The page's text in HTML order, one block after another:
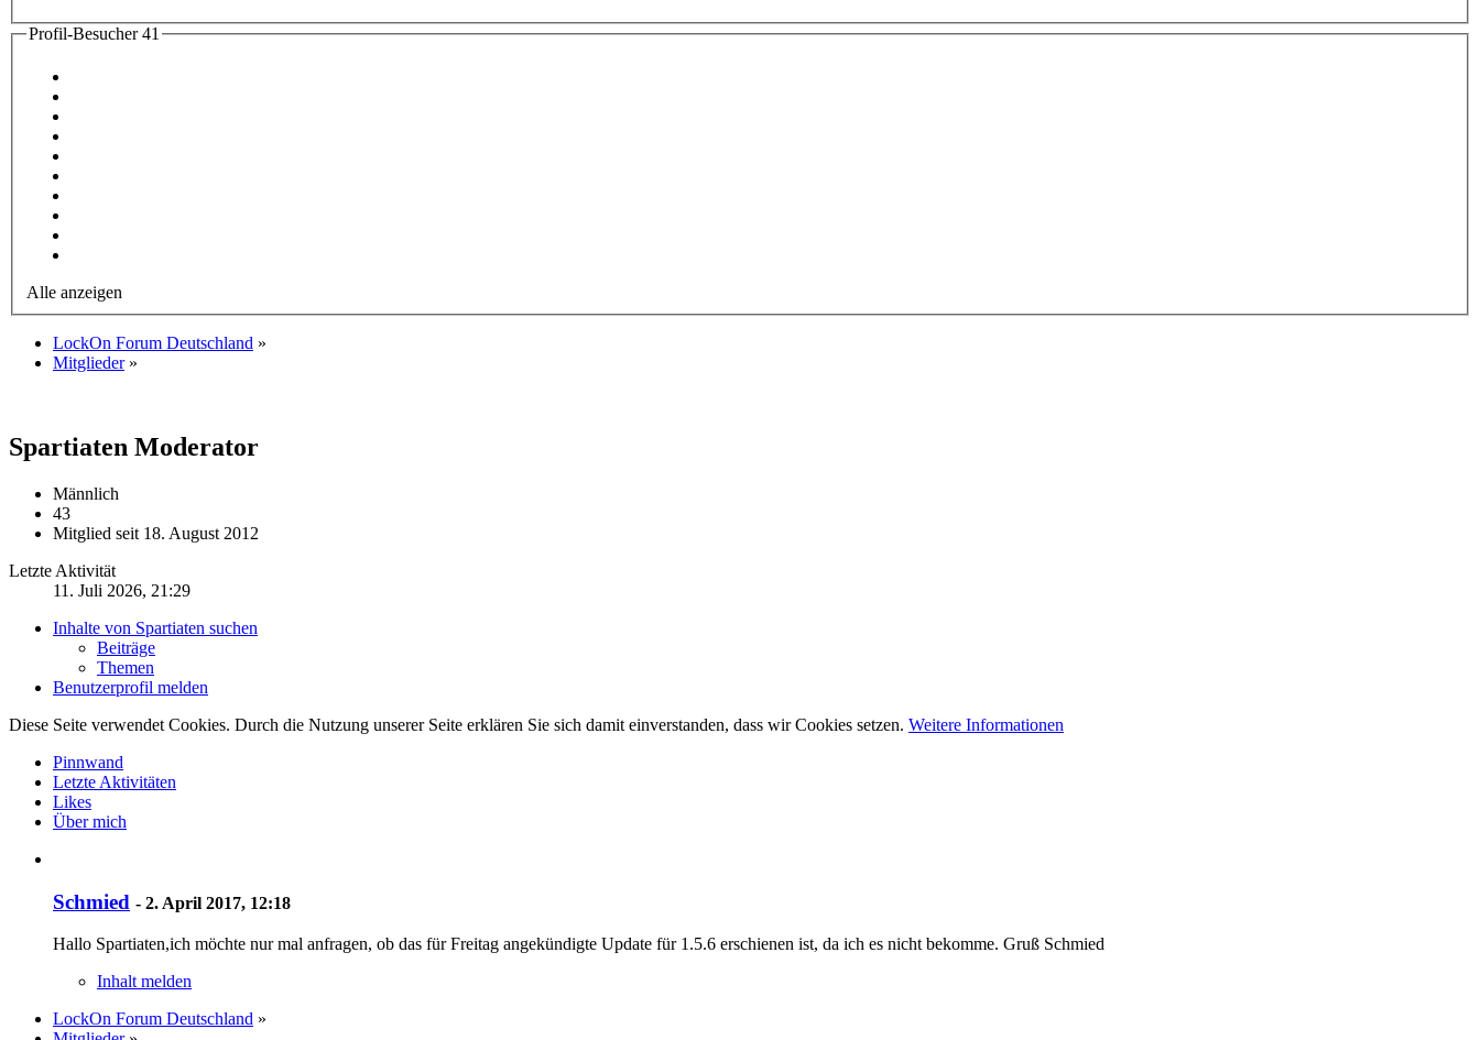
Profil-Besucher41
Alle anzeigen
LockOn Forum Deutschland »
Mitglieder »
Spartiaten Moderator
Männlich
43
Mitglied seit 18. August 2012
Letzte Aktivität
11. Juli 2026, 21:29
Inhalte von Spartiaten suchen
Beiträge
Themen
Benutzerprofil melden
Diese Seite verwendet Cookies. Durch die Nutzung unserer Seite erklären Sie sich damit einverstanden, dass wir Cookies setzen. Weitere Informationen
Pinnwand
Letzte Aktivitäten
Likes
Über mich
Schmied - 2. April 2017, 12:18
Hallo Spartiaten,ich möchte nur mal anfragen, ob das für Freitag angekündigte Update für 1.5.6 erschienen ist, da ich es nicht bekomme. Gruß Schmied
Inhalt melden
LockOn Forum Deutschland »